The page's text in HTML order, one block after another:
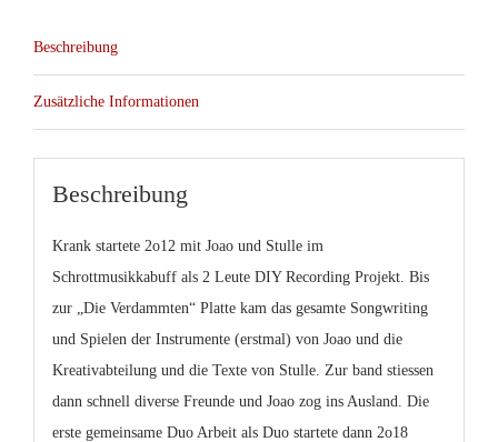
Beschreibung
Zusätzliche Informationen
Beschreibung
Krankstartete 2o12 mit Joao und Stulle im
Schrottmusikkabuff als 2 Leute DIY Recording Projekt. Bis
zur „ Die Verdammten“ Platte kam das gesamte Songwriting
und Spielen der Instrumente (erstmal) von Joao und die
Kreativabteilung und die Texte von Stulle. Zur band stiessen
dann schnell diverse Freunde und Joao zog ins Ausland. Die
erste gemeinsame Duo Arbeit als Duo startete dann 2o18